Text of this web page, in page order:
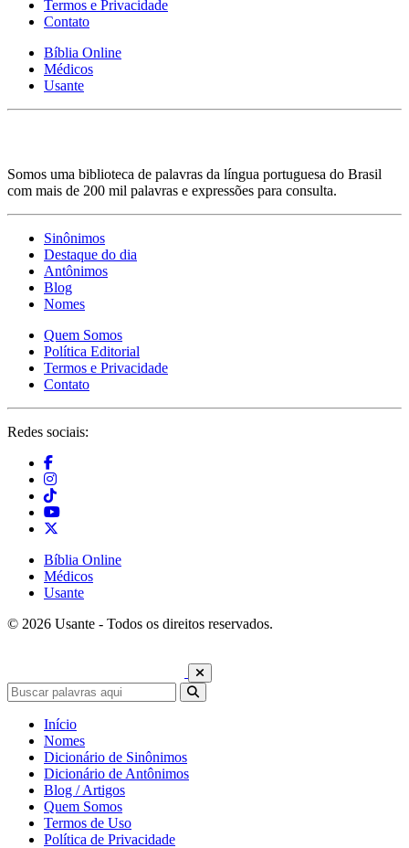
Termos e Privacidade
Contato
Bíblia Online
Médicos
Usante
Somos uma biblioteca de palavras da língua portuguesa do Brasil
com mais de 200 mil palavras e expressões para consulta.
Sinônimos
Destaque do dia
Antônimos
Blog
Nomes
Quem Somos
Política Editorial
Termos e Privacidade
Contato
Redes sociais:
Bíblia Online
Médicos
Usante
© 2026 Usante - Todos os direitos reservados.
Início
Nomes
Dicionário de Sinônimos
Dicionário de Antônimos
Blog / Artigos
Quem Somos
Termos de Uso
Política de Privacidade